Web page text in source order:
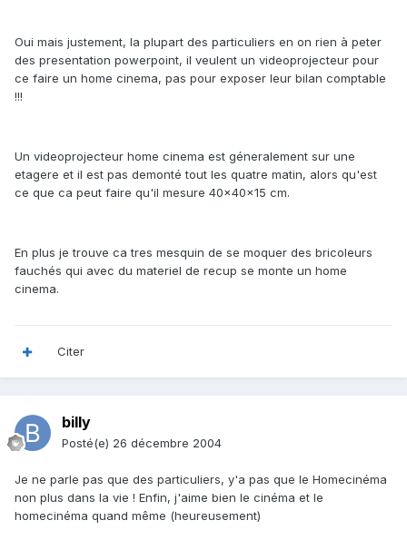
Oui mais justement, la plupart des particuliers en on rien à peter
des presentation powerpoint, il veulent un videoprojecteur pour
ce faire un home cinema, pas pour exposer leur bilan comptable
!!!
Un videoprojecteur home cinema est géneralement sur une
etagere et il est pas demonté tout les quatre matin, alors qu'est
ce que ca peut faire qu'il mesure 40x40x15 cm.
En plus je trouve ca tres mesquin de se moquer des bricoleurs
fauchés qui avec du materiel de recup se monte un home
cinema.
Citer
billy
Posté(e) 26 décembre 2004
Je ne parle pas que des particuliers, y'a pas que le Homecinéma
non plus dans la vie ! Enfin, j'aime bien le cinéma et le
homecinéma quand même (heureusement)